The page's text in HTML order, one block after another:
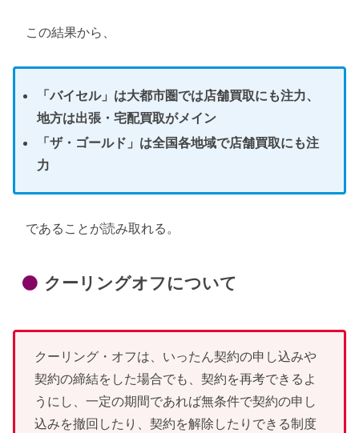
この結果から、
「バイセル」は大都市圏では店舗買取にも注力、
地方は出張・宅配買取がメイン
「ザ・ゴールド」は全国各地域で店舗買取にも注
力
であることが読み取れる。
クーリングオフについて
クーリング・オフは、いったん契約の申し込みや
契約の締結をした場合でも、契約を再考できるよ
うにし、一定の期間であれば無条件で契約の申し
込みを撤回したり、契約を解除したりできる制度